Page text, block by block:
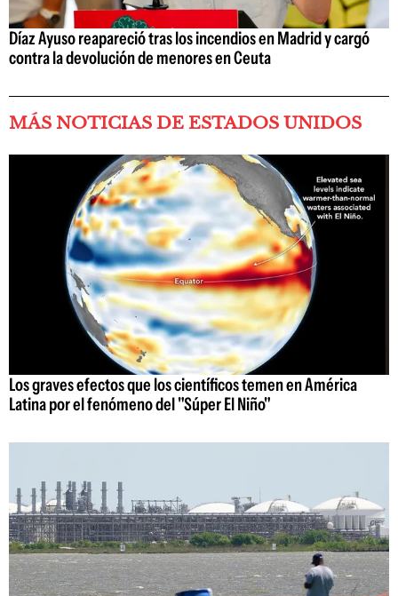
Díaz Ayuso reapareció tras los incendios en Madrid y cargó
contra la devolución de menores en Ceuta
MÁS NOTICIAS DE ESTADOS UNIDOS
Los graves efectos que los científicos temen en América
Latina por el fenómeno del "Súper El Niño"